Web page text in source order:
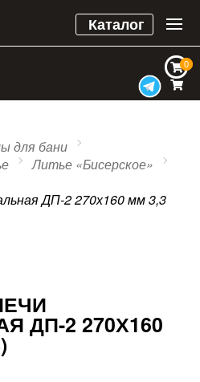
Каталог
0
0
для бани
Литье «Бисерское»
ДП-2 270х160 мм 3,3
ДП-2 270Х160